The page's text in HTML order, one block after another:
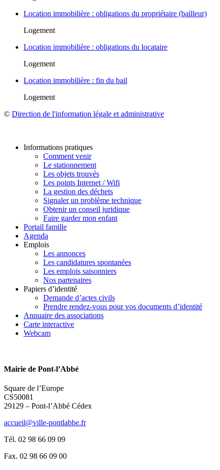
Location immobilière : obligations du propriétaire (bailleur)
Logement
Location immobilière : obligations du locataire
Logement
Location immobilière : fin du bail
Logement
© Direction de l'information légale et administrative
Informations pratiques
Comment venir
Le stationnement
Les objets trouvés
Les points Internet / Wifi
La gestion des déchets
Signaler un problème technique
Obtenir un conseil juridique
Faire garder mon enfant
Portail famille
Agenda
Emplois
Les annonces
Les candidatures spontanées
Les emplois saisonniers
Nos partenaires
Papiers d’identité
Demande d’actes civils
Prendre rendez-vous pour vos documents d’identité
Annuaire des associations
Carte interactive
Webcam
Mairie de Pont-l’Abbé
Square de l’Europe
CS50081
29129 – Pont-l’Abbé Cédex
accueil@ville-pontlabbe.fr
Tél. 02 98 66 09 09
Fax. 02 98 66 09 00